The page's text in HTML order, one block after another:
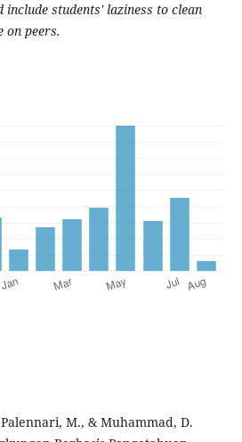
include students' laziness to clean
on peers.
M., & Muhammad, D.